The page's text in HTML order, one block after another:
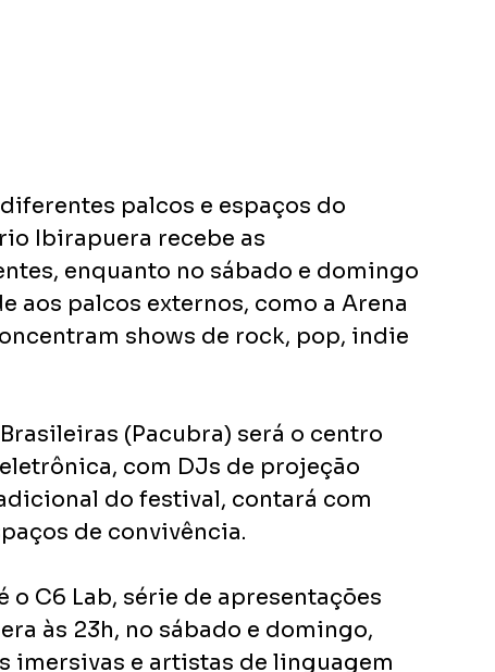
palcos e espaços do
Ibirapuera recebe as
enquanto no sábado e domingo
aos palcos externos, como a Arena
shows de rock, pop, indie
(Pacubra) será o centro
com DJs de projeção
do festival, contará com
de convivência.
o C6 Lab, série de apresentações
às 23h, no sábado e domingo,
imersivas e artistas de linguagem